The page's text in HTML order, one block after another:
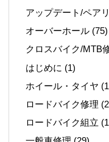
アップデート/ペア
オーバーホール (75)
クロスバイク/MTB
はじめに (1)
ホイール・タイヤ
ロードバイク修理
ロードバイク組立